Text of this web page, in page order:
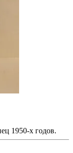
1950-х годов.